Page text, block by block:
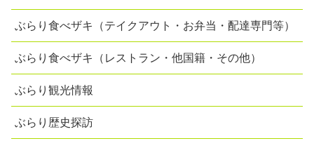
ぶらり食べザキ（テイクアウト・お弁当・配達専門等）
ぶらり食べザキ（レストラン・他国籍・その他）
ぶらり観光情報
ぶらり歴史探訪